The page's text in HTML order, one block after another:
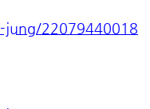
jung/22079440018